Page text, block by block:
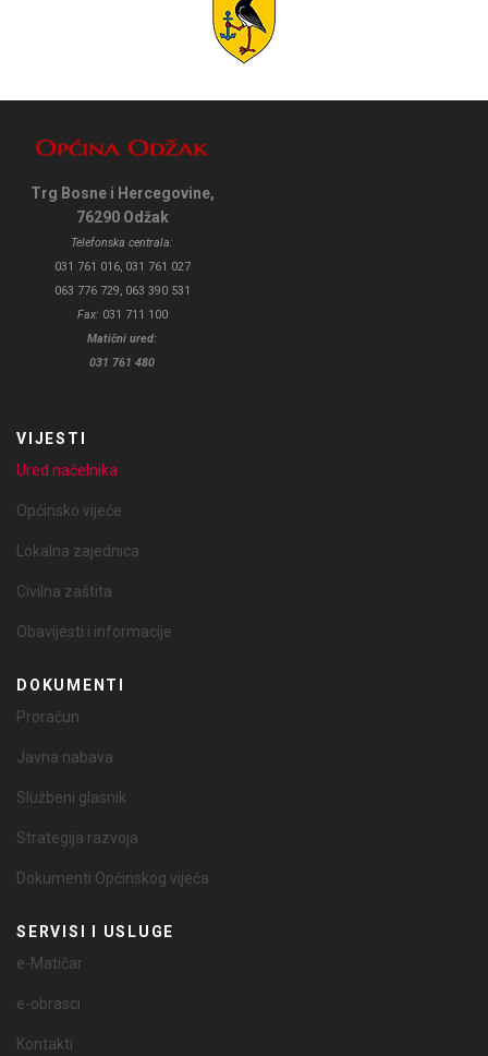
Trg Bosne i Hercegovine,
76290 Odžak
Telefonska centrala:
031 761 016, 031 761 027
063 776 729, 063 390 531
Fax: 031 711 100
Matični ured:
031 761 480
VIJESTI
Ured načelnika
Općinsko vijeće
Lokalna zajednica
Civilna zaštita
Obavijesti i informacije
DOKUMENTI
Proračun
Javna nabava
Službeni glasnik
Strategija razvoja
Dokumenti Općinskog vijeća
SERVISI I USLUGE
e-Matičar
e-obrasci
Kontakti